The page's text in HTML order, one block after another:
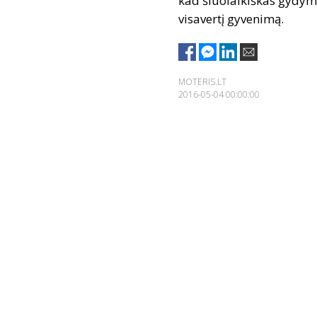
visavertį gyvenimą.
MOTERIS.LT
2016-05-04 00:00:00